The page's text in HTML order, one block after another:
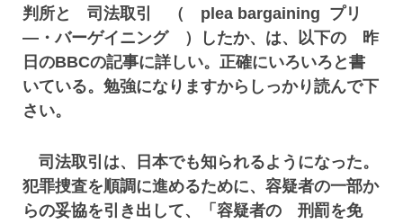
判所と 司法取引 （ plea bargaining プリ
―・バーゲイニング ）したか、は、以下の 昨
日のBBCの記事に詳しい。正確にいろいろと書
いている。勉強になりますからしっかり読んで下
さい。
司法取引は、日本でも知られるようになった。
犯罪捜査を順調に進めるために、容疑者の一部か
らの妥協を引き出して、「容疑者の 刑罰を免